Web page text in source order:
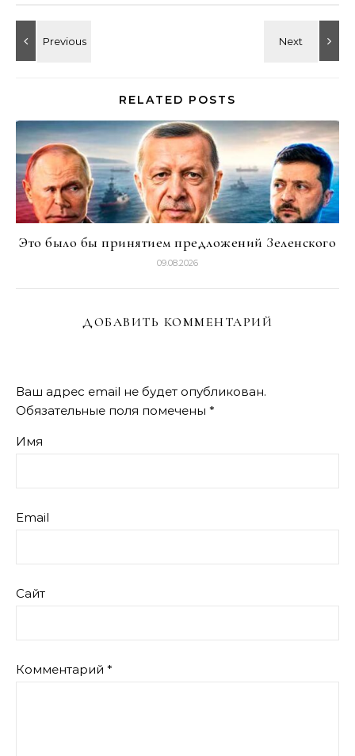
RELATED POSTS
Это было бы принятием предложений Зеленского
09.08.2026
ДОБАВИТЬ КОММЕНТАРИЙ
Ваш адрес email не будет опубликован.
Обязательные поля помечены *
Имя
Email
Сайт
Комментарий *